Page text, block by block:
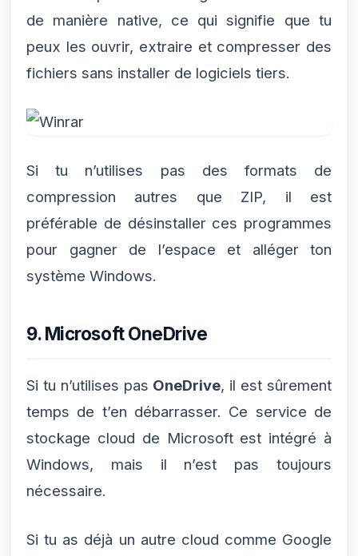
de manière native, ce qui signifie que tu
peux les ouvrir, extraire et compresser des
fichiers sans installer de logiciels tiers.
Si tu n’utilises pas des formats de
compression autres que ZIP, il est
préférable de désinstaller ces programmes
pour gagner de l’espace et alléger ton
système Windows.
9. Microsoft OneDrive
Si tu n’utilises pas OneDrive, il est sûrement
temps de t’en débarrasser. Ce service de
stockage cloud de Microsoft est intégré à
Windows, mais il n’est pas toujours
nécessaire.
Si tu as déjà un autre cloud comme Google